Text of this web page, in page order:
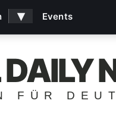
FÜR
▾ Events